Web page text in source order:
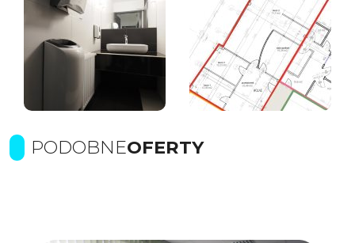
PODOBNEOFERTY